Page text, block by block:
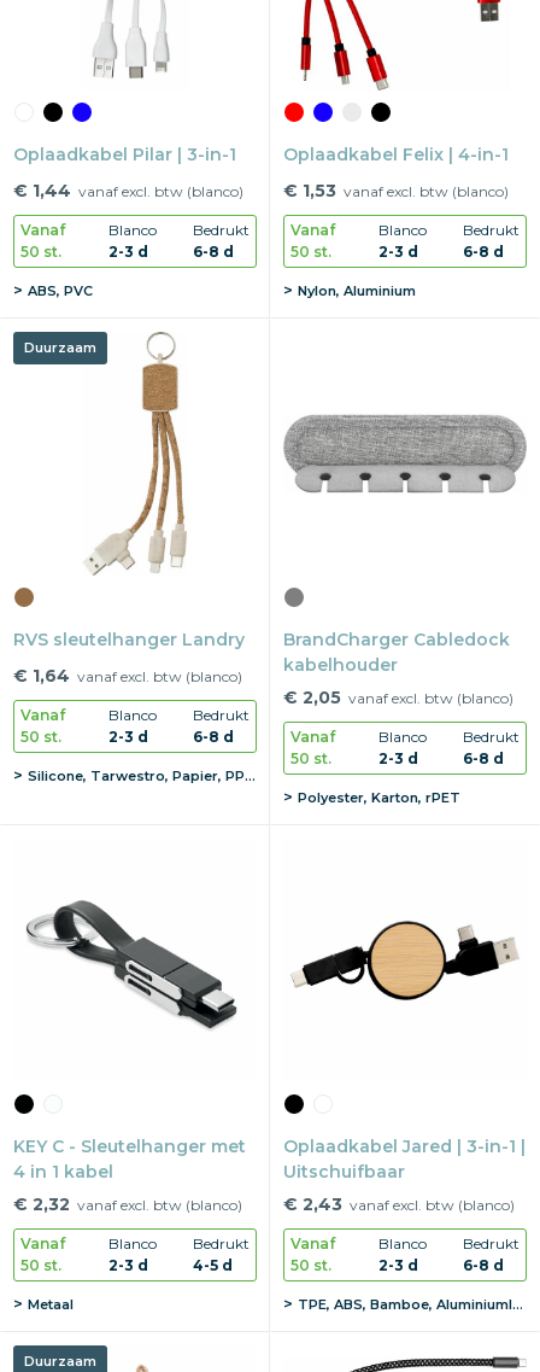
Oplaadkabel Pilar | 3-in-1
€ 1,44 vanaf excl. btw (blanco)
Vanaf
50 st.
Blanco
2-3 d
Bedrukt
6-8 d
ABS, PVC
Oplaadkabel Felix | 4-in-1
€ 1,53 vanaf excl. btw (blanco)
Vanaf
50 st.
Blanco
2-3 d
Bedrukt
6-8 d
Nylon, Aluminium
Duurzaam
RVS sleutelhanger Landry
€ 1,64 vanaf excl. btw (blanco)
Vanaf
50 st.
Blanco
2-3 d
Bedrukt
6-8 d
Silicone, Tarwestro, Papier, PP, ABS, Kurk, RVS
BrandCharger Cabledock
kabelhouder
€ 2,05 vanaf excl. btw (blanco)
Vanaf
50 st.
Blanco
2-3 d
Bedrukt
6-8 d
Polyester, Karton, rPET
KEY C - Sleutelhanger met
4 in 1 kabel
€ 2,32 vanaf excl. btw (blanco)
Vanaf
50 st.
Blanco
2-3 d
Bedrukt
4-5 d
Metaal
Oplaadkabel Jared | 3-in-1 |
Uitschuifbaar
€ 2,43 vanaf excl. btw (blanco)
Vanaf
50 st.
Blanco
2-3 d
Bedrukt
6-8 d
TPE, ABS, Bamboe, Aluminiumlegering verchroomd
Duurzaam